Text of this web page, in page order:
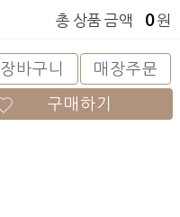
총 상품 금액 0원
장바구니
매장주문
구매하기